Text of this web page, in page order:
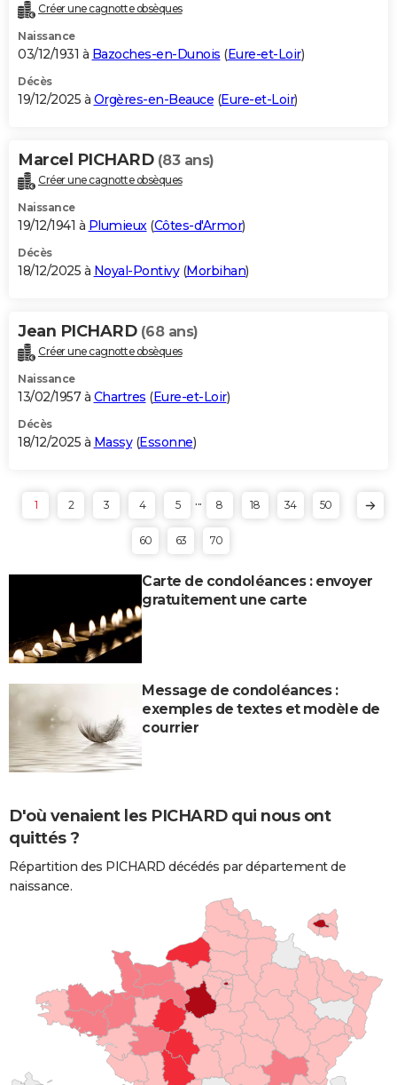
Créer une cagnotte obsèques
Naissance
03/12/1931 à Bazoches-en-Dunois (Eure-et-Loir)
Décès
19/12/2025 à Orgères-en-Beauce (Eure-et-Loir)
Marcel PICHARD (83 ans)
Créer une cagnotte obsèques
Naissance
19/12/1941 à Plumieux(Côtes-d'Armor)
Décès
18/12/2025 à Noyal-Pontivy(Morbihan)
Jean PICHARD (68 ans)
Créer une cagnotte obsèques
Naissance
13/02/1957 à Chartres (Eure-et-Loir)
Décès
18/12/2025 à Massy(Essonne)
1 2 3 4 5 ... 8 18 34 50
60 63 70
Carte de condoléances : envoyer
gratuitement une carte
Message de condoléances :
exemples de textes et modèle de
courrier
D'où venaient les PICHARD qui nous ont
quittés ?
Répartition des PICHARD décédés par département de
naissance.